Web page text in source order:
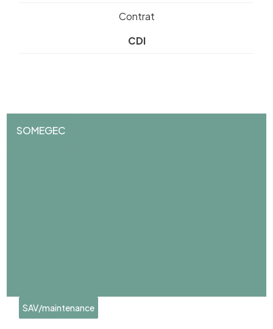
Contrat
CDI
SOMEGEC
SAV/maintenance